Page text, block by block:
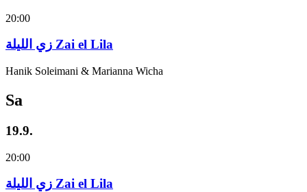
20:00
زي‌ اللیلة Zai el Lila
Hanik Soleimani & Marianna Wicha
Sa
19.9.
20:00
زي‌ اللیلة Zai el Lila